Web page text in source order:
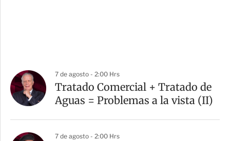
7 de agosto - 2:00 Hrs
Tratado Comercial + Tratado de
Aguas = Problemas a la vista (II)
7 de agosto - 2:00 Hrs